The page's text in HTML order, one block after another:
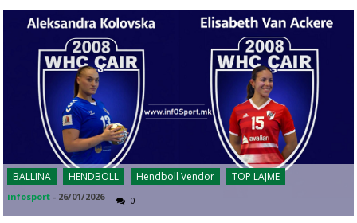
BALLINA HENDBOLL Hendboll Vendor TOP LAJME
infosport - 26/01/2026 0